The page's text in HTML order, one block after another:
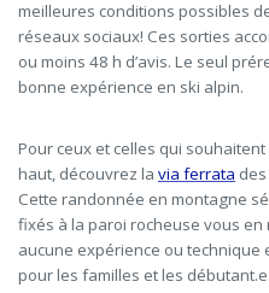
meilleures conditions possibles
réseaux sociaux! Ces sorties
ou moins 48 h d’avis. Le seul
bonne expérience en ski alpin.
Pour ceux et celles qui
haut, découvrez la via ferrata
Cette randonnée en montagne
fixés à la paroi rocheuse vous
aucune expérience ou technique
pour les familles et les